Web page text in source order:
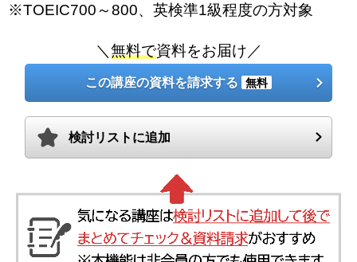
※TOEIC700～800、英検準1級程度の方対象
＼ 無料で資料をお届け／
この講座の資料を請求する 無料
検討リストに追加